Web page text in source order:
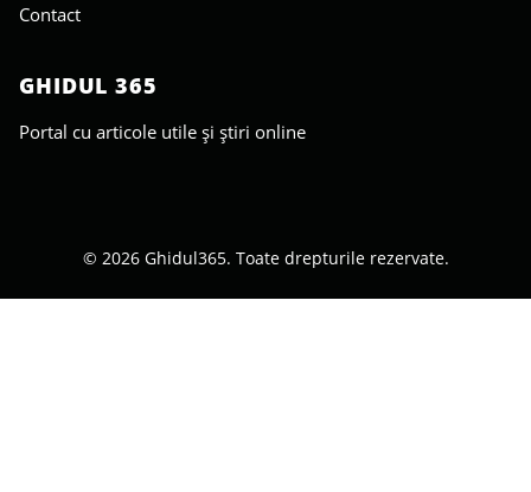
Contact
GHIDUL 365
Portal cu articole utile și știri online
© 2026 Ghidul365. Toate drepturile rezervate.